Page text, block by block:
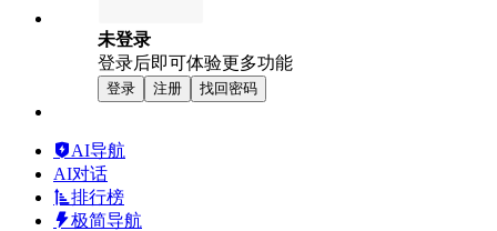
未登录
登录后即可体验更多功能
登录 注册 找回密码
AI导航
AI对话
排行榜
极简导航